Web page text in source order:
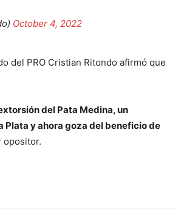
October 4, 2022
del PRO Cristian Ritondo afirmó que
del Pata Medina, un
Plata y ahora goza del beneficio de
opositor.